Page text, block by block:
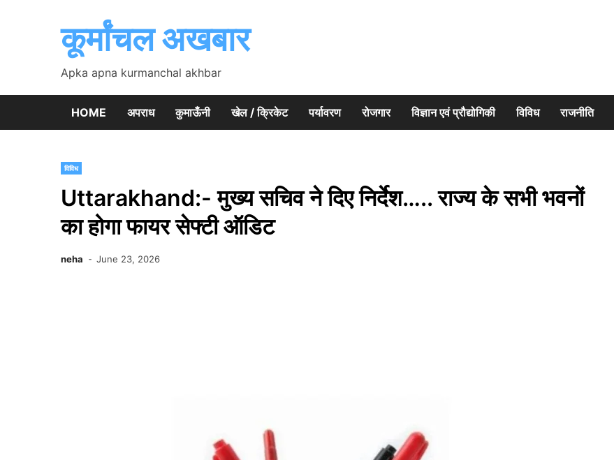
कूर्मांचल अखबार
Apka apna kurmanchal akhbar
HOME अपराध कुमाऊँनी खेल / क्रिकेट पर्यावरण रोजगार विज्ञान एवं प्रौद्योगिकी विविध राजनीति
विविध
Uttarakhand:- मुख्य सचिव ने दिए निर्देश….. राज्य के सभी भवनों
का होगा फायर सेफ्टी ऑडिट
neha June 23, 2026